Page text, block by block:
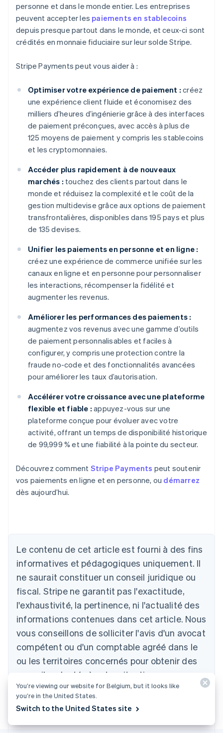
personne et dans le monde entier. Les entreprises
peuvent accepter les paiements en stablecoins
depuis presque partout dans le monde, et ceux-ci sont
crédités en monnaie fiduciaire sur leur solde Stripe.
Stripe Payments peut vous aider à :
Optimiser votre expérience de paiement : créez
une expérience client fluide et économisez des
milliers d’heures d’ingénierie grâce à des interfaces
de paiement préconçues, avec accès à plus de
125 moyens de paiement y compris les stablecoins
et les cryptomonnaies.
Accéder plus rapidement à de nouveaux
marchés : touchez des clients partout dans le
monde et réduisez la complexité et le coût de la
gestion multidevise grâce aux options de paiement
transfrontalières, disponibles dans 195 pays et plus
de 135 devises.
Unifier les paiements en personne et en ligne :
créez une expérience de commerce unifiée sur les
canaux en ligne et en personne pour personnaliser
les interactions, récompenser la fidélité et
augmenter les revenus.
Améliorer les performances des paiements :
augmentez vos revenus avec une gamme d’outils
de paiement personnalisables et faciles à
configurer, y compris une protection contre la
fraude no-code et des fonctionnalités avancées
pour améliorer les taux d’autorisation.
Accélérer votre croissance avec une plateforme
flexible et fiable : appuyez-vous sur une
plateforme conçue pour évoluer avec votre
activité, offrant un temps de disponibilité historique
de 99,999 % et une fiabilité à la pointe du secteur.
Découvrez comment Stripe Payments peut soutenir
vos paiements en ligne et en personne, ou démarrez
dès aujourd’hui.
Le contenu de cet article est fourni à des fins
informatives et pédagogiques uniquement. Il
ne saurait constituer un conseil juridique ou
fiscal. Stripe ne garantit pas l'exactitude,
l'exhaustivité, la pertinence, ni l'actualité des
informations contenues dans cet article. Nous
vous conseillons de solliciter l'avis d'un avocat
compétent ou d'un comptable agréé dans le
ou les territoires concernés pour obtenir des
conseils adaptés à votre situation.
Allemagne
Deutsch
Australie
English
Autriche
Belgique
NederlandsFrançaisDeutschEnglish
Brésil
PortuguêsEnglish
Bulgarie
English
Chine continentale
简体中文English
Chypre
Croatie
You’re viewing our website for Belgium, but it looks like
you’re in the United States.
Switch to the United States site